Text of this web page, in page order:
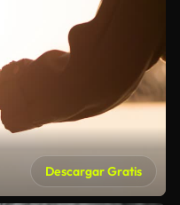
Descargar Gratis